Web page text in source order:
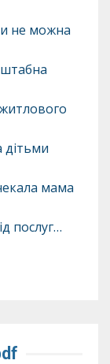
не можна
дітьми
мама
послуг…